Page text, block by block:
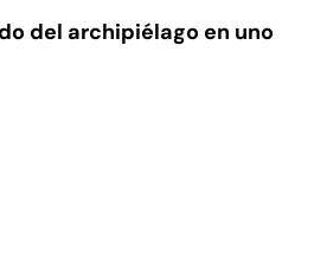
del archipiélago en uno